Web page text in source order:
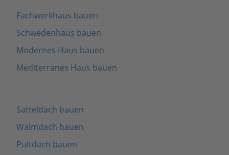
Fachwerkhaus bauen
Schwedenhaus bauen
Modernes Haus bauen
Mediterranes Haus bauen
Satteldach bauen
Walmdach bauen
Pultdach bauen